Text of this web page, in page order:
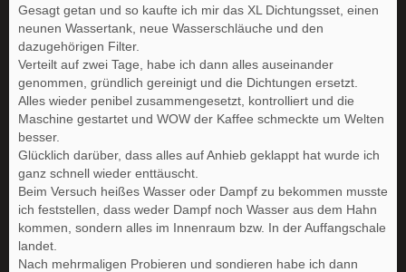
Gesagt getan und so kaufte ich mir das XL Dichtungsset, einen
neunen Wassertank, neue Wasserschläuche und den
dazugehörigen Filter.
Verteilt auf zwei Tage, habe ich dann alles auseinander
genommen, gründlich gereinigt und die Dichtungen ersetzt.
Alles wieder penibel zusammengesetzt, kontrolliert und die
Maschine gestartet und WOW der Kaffee schmeckte um Welten
besser.
Glücklich darüber, dass alles auf Anhieb geklappt hat wurde ich
ganz schnell wieder enttäuscht.
Beim Versuch heißes Wasser oder Dampf zu bekommen musste
ich feststellen, dass weder Dampf noch Wasser aus dem Hahn
kommen, sondern alles im Innenraum bzw. In der Auffangschale
landet.
Nach mehrmaligen Probieren und sondieren habe ich dann